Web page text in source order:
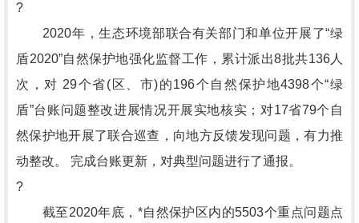
?
2020年，生态环境部联合有关部门和单位开展了“绿
盾2020”自然保护地强化监督工作，累计派出8批共136人
次，对 29个省(区、市)的196个自然保护地4398个“绿
盾”台账问题整改进展情况开展实地核实；对17省79个自
然保护地开展了联合巡查，向地方反馈发现问题，有力推
动整改。 完成台账更新，对典型问题进行了通报。
?
截至2020年底，*自然保护区内的5503个重点问题点